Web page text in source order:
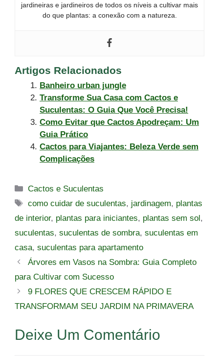
jardineiras e jardineiros de todos os níveis a cultivar mais
do que plantas: a conexão com a natureza.
Artigos Relacionados
Banheiro urban jungle
Transforme Sua Casa com Cactos e
Suculentas: O Guia Que Você Precisa!
Como Evitar que Cactos Apodreçam: Um
Guia Prático
Cactos para Viajantes: Beleza Verde sem
Complicações
Categorias
Cactos e Suculentas
Tags
como cuidar de suculentas, jardinagem, plantas
de interior, plantas para iniciantes, plantas sem sol,
suculentas, suculentas de sombra, suculentas em
casa, suculentas para apartamento
Árvores em Vasos na Sombra: Guia Completo
para Cultivar com Sucesso
9 FLORES QUE CRESCEM RÁPIDO E
TRANSFORMAM SEU JARDIM NA PRIMAVERA
Deixe Um Comentário